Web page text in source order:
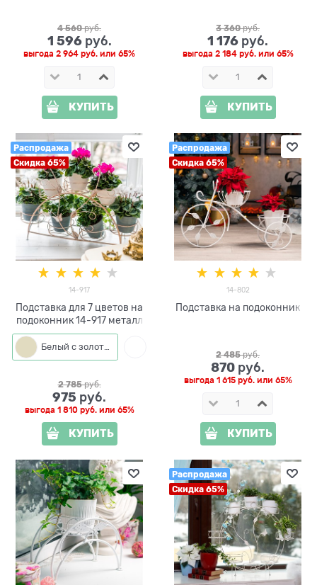
4 560 руб.
1 596 руб.
выгода 2 964 руб. или 65%
КУПИТЬ
3 360 руб.
1 176 руб.
выгода 2 184 руб.или 65%
КУПИТЬ
Распродажа
Скидка 65%
14-917
Подставка для 7 цветов на
подоконник 14-917 металл
Белый с золотым
2 785 руб.
975 руб.
выгода 1 810 руб.или 65%
КУПИТЬ
Распродажа
Скидка 65%
14-802
Подставка на подоконник
2 485 руб.
870 руб.
выгода 1 615 руб.или 65%
КУПИТЬ
Распродажа
Скидка 65%